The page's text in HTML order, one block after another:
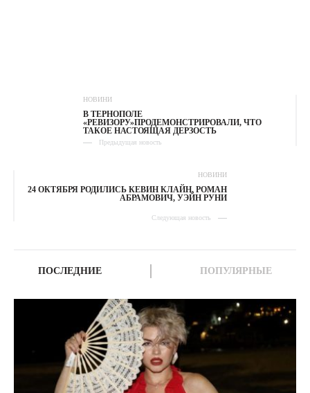
НОВИНИ
В ТЕРНОПОЛЕ
«РЕВИЗОРУ»ПРОДЕМОНСТРИРОВАЛИ, ЧТО
ТАКОЕ НАСТОЯЩАЯ ДЕРЗОСТЬ
Предыдущая новость
НОВИНИ
24 ОКТЯБРЯ РОДИЛИСЬ КЕВИН КЛАЙН, РОМАН
АБРАМОВИЧ, УЭЙН РУНИ
Следующая новость
ПОСЛЕДНИЕ ПОПУЛЯРНЫЕ